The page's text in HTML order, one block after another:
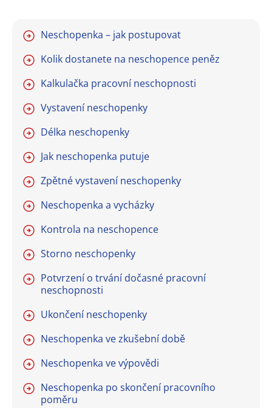
Neschopenka – jak postupovat
Kolik dostanete na neschopence peněz
Kalkulačka pracovní neschopnosti
Vystavení neschopenky
Délka neschopenky
Jak neschopenka putuje
Zpětné vystavení neschopenky
Neschopenka a vycházky
Kontrola na neschopence
Storno neschopenky
Potvrzení o trvání dočasné pracovní
neschopnosti
Ukončení neschopenky
Neschopenka ve zkušební době
Neschopenka ve výpovědi
Neschopenka po skončení pracovního
poměru